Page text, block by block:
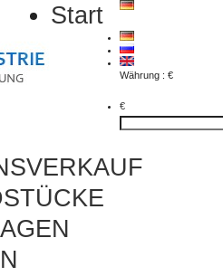
Währung : €
€
Start